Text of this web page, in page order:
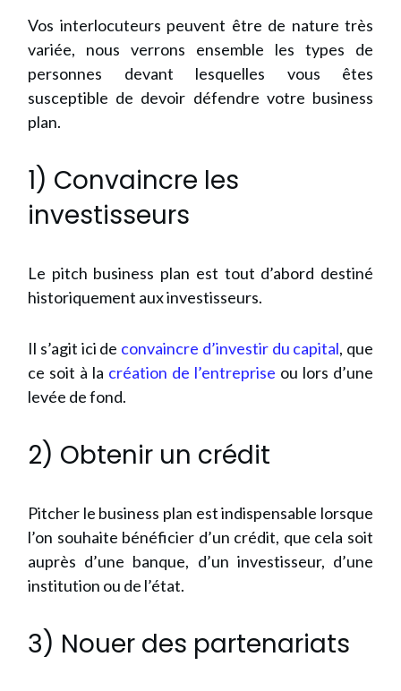
Vos interlocuteurs peuvent être de nature très
variée, nous verrons ensemble les types de
personnes devant lesquelles vous êtes
susceptible de devoir défendre votre business
plan.
1) Convaincre les
investisseurs
Le pitch business plan est tout d’abord destiné
historiquement aux investisseurs.
Il s’agit ici de convaincre d’investir du capital, que
ce soit à la création de l’entreprise ou lors d’une
levée de fond.
2) Obtenir un crédit
Pitcher le business plan est indispensable lorsque
l’on souhaite bénéficier d’un crédit, que cela soit
auprès d’une banque, d’un investisseur, d’une
institution ou de l’état.
3) Nouer des partenariats